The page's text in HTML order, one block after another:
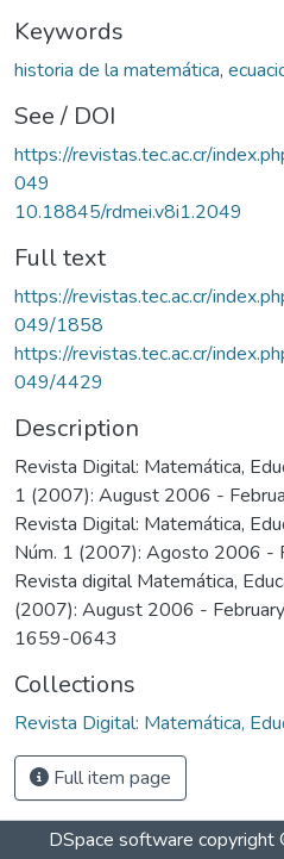
Keywords
historia de la matemática,
See / DOI
https://revistas.tec.ac.cr/
049
10.18845/rdmei.v8i1.2049
Full text
https://revistas.tec.ac.cr/
049/1858
https://revistas.tec.ac.cr/
049/4429
Description
Revista Digital: Matemática,
1 (2007): August 2006 -
Revista Digital: Matemática,
Núm. 1 (2007): Agosto 2006 -
Revista digital Matemática,
(2007): August 2006 -
1659-0643
Collections
Revista Digital: Matemática,
Full item page
DSpace software